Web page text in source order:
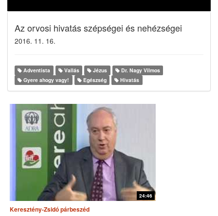
Az orvosi hivatás szépségei és nehézségei
2016. 11. 16.
Adventista Vallás Jézus
Dr. Nagy Vilmos
Gyere ahogy vagy!
Egészség Hivatás
24:46
Keresztény-Zsidó párbeszéd